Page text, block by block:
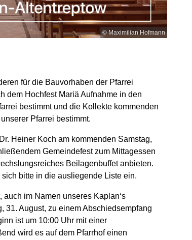
© Maximilian Hofmann
für die Bauvorhaben der Pfarrei
dem Hochfest Mariä Aufnahme in den
bestimmt und die Kollekte kommenden
Pfarrei bestimmt.
Heiner Koch am kommenden Samstag,
Gemeindefest zum Mittagessen
Beilagenbuffet anbieten.
bitte in die ausliegende Liste ein.
im Namen unseres Kaplan‘s
31. August, zu einem Abschiedsempfang
ist um 10:00 Uhr mit einer
wird es auf dem Pfarrhof einen